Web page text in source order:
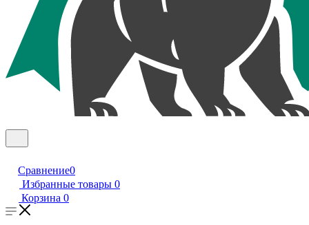
Сравнение0
Избранные товары 0
Корзина 0